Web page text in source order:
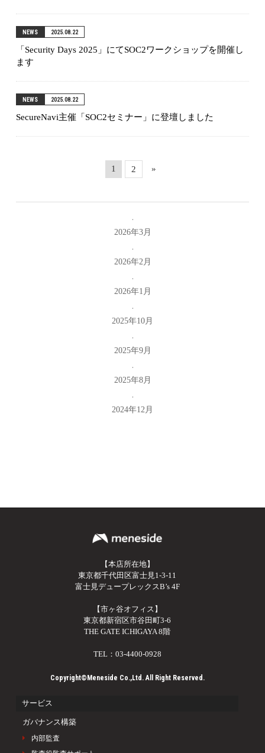
NEWS 2025.08.22
「Security Days 2025」にてSOC2ワークショップを開催し
ます
NEWS 2025.08.22
SecureNavi主催「SOC2セミナー」に登壇しました
1 2 »
2026年3月
2026年2月
2026年1月
2025年10月
2025年9月
2025年8月
2024年12月
【本店所在地】
東京都千代田区富士見1-3-11
富士見デュープレックスB’s 4F
【市ヶ谷オフィス】
東京都新宿区市谷田町3-6
THE GATE ICHIGAYA 8階
TEL：03-4400-0928
Copyright©Meneside Co.,Ltd. All Right Reserved.
サービス
ガバナンス構築
内部監査